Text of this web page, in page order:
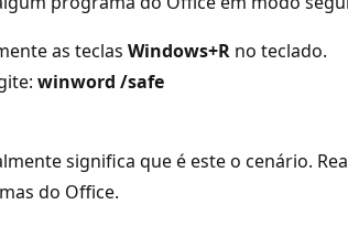
as teclas Windows+R no teclado.
winword /safe
significa que é este o cenário.
do Office.